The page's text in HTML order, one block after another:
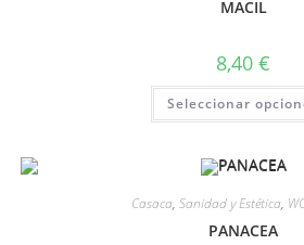
MACIL
8,40 €
Seleccionar
Casaca, Sanidad y Estética,
PANACEA